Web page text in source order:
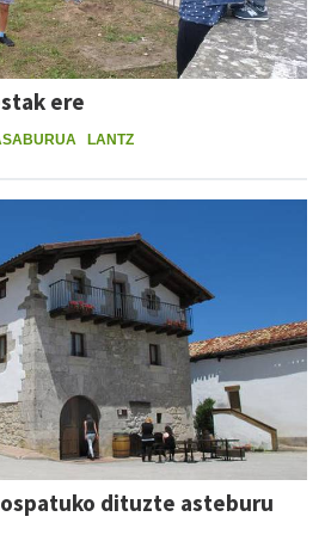
ere
LANTZ
dituzte asteburu